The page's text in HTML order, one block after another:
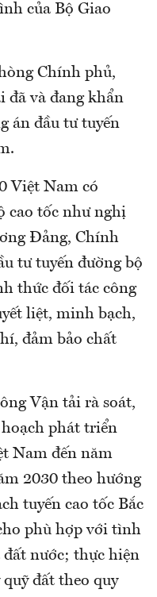
của Bộ Giao
Chính phủ,
đã và đang khẩn
án đầu tư tuyến
Việt Nam có
cao tốc như nghị
Đảng, Chính
tư tuyến đường bộ
thức đối tác công
liệt, minh bạch,
đảm bảo chất
Vận tải rà soát,
phát triển
Nam đến năm
2030 theo hướng
tuyến cao tốc Bắc
phù hợp với tình
nước; thực hiện
đất theo quy